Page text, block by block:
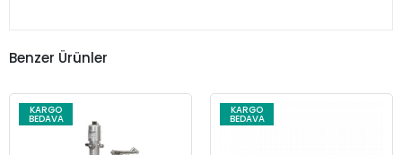
Benzer Ürünler
KARGO
BEDAVA
KARGO
BEDAVA